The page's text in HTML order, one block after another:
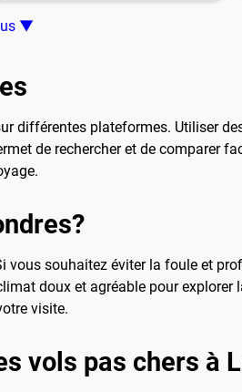
▼
différentes plateformes. Utiliser
de rechercher et de comparer
souhaitez éviter la foule et
doux et agréable pour explorer
visite.
vols pas chers à